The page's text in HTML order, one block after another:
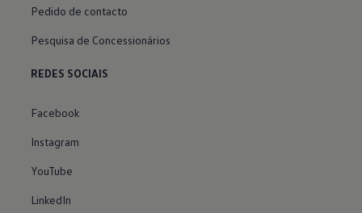
Pedido de contacto
Pesquisa de Concessionários
REDES SOCIAIS
Facebook
Instagram
YouTube
LinkedIn